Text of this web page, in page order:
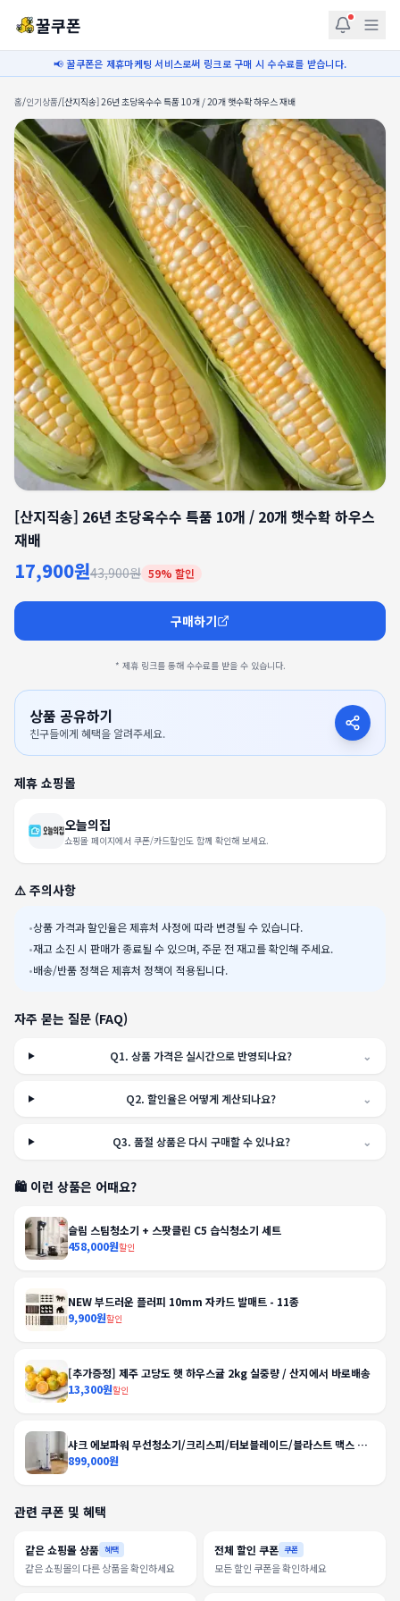
꿀쿠폰
📢 꿀쿠폰은 제휴마케팅 서비스로써 링크로 구매 시 수수료를 받습니다.
홈/인기상품/[산지직송] 26년 초당옥수수 특품 10개 / 20개 햇수확 하우스 재배
[산지직송] 26년 초당옥수수 특품 10개 / 20개 햇수확 하우스
재배
17,900원43,900원 59% 할인
구매하기
* 제휴 링크를 통해 수수료를 받을 수 있습니다.
상품 공유하기
친구들에게 혜택을 알려주세요.
제휴 쇼핑몰
오늘의집
쇼핑몰 페이지에서 쿠폰/카드할인도 함께 확인해 보세요.
⚠️ 주의사항
•상품 가격과 할인율은 제휴처 사정에 따라 변경될 수 있습니다.
•재고 소진 시 판매가 종료될 수 있으며, 주문 전 재고를 확인해 주세요.
•배송/반품 정책은 제휴처 정책이 적용됩니다.
자주 묻는 질문 (FAQ)
Q1.상품 가격은 실시간으로 반영되나요? ⌄
Q2.할인율은 어떻게 계산되나요? ⌄
Q3. 품절 상품은 다시 구매할 수 있나요? ⌄
🛍️ 이런 상품은 어때요?
슬림 스팀청소기 + 스팟클린 C5 습식청소기 세트
458,000원할인
NEW 부드러운 플러피 10mm 자카드 발매트 - 11종
9,900원할인
[추가증정] 제주 고당도 햇 하우스귤 2kg 실중량 / 산지에서 바로배송
13,300원할인
샤크 에보파워 무선청소기/크리스피/터보블레이드/블라스트 맥스 외
BEST
899,000원
관련 쿠폰 및 혜택
같은 쇼핑몰 상품 혜택
같은 쇼핑몰의 다른 상품을 확인하세요
전체 할인 쿠폰 쿠폰
모든 할인 쿠폰을 확인하세요